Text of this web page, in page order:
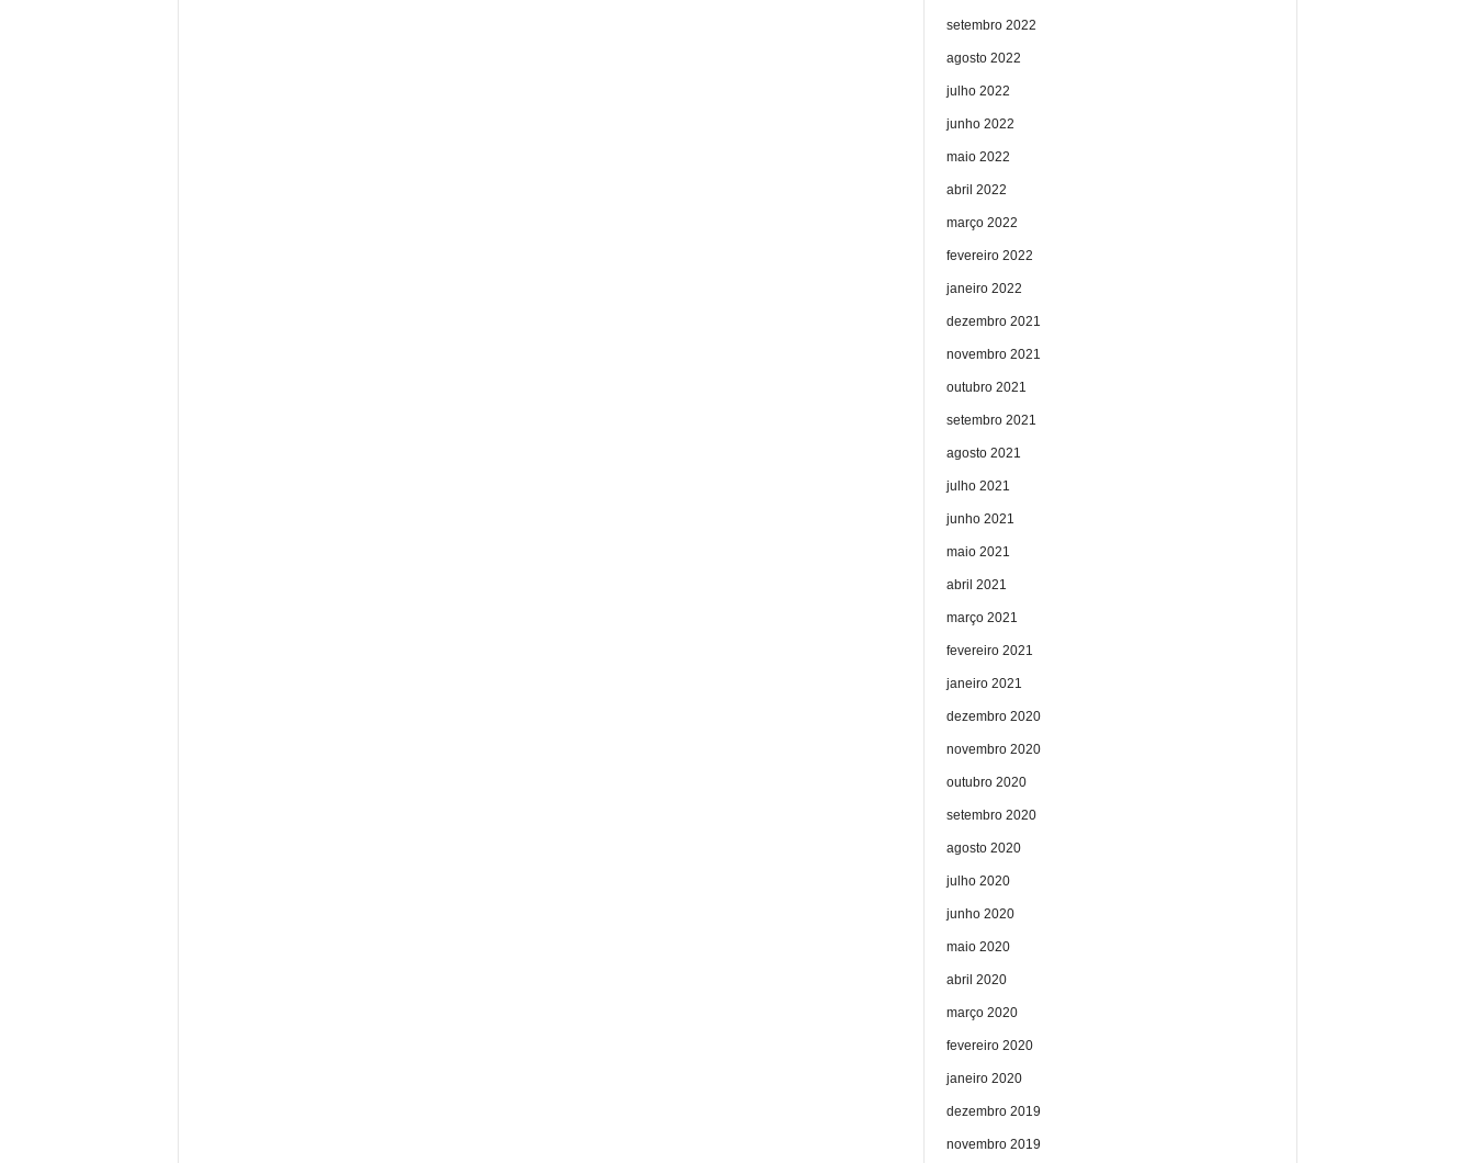
setembro 2022
agosto 2022
julho 2022
junho 2022
maio 2022
abril 2022
março 2022
fevereiro 2022
janeiro 2022
dezembro 2021
novembro 2021
outubro 2021
setembro 2021
agosto 2021
julho 2021
junho 2021
maio 2021
abril 2021
março 2021
fevereiro 2021
janeiro 2021
dezembro 2020
novembro 2020
outubro 2020
setembro 2020
agosto 2020
julho 2020
junho 2020
maio 2020
abril 2020
março 2020
fevereiro 2020
janeiro 2020
dezembro 2019
novembro 2019